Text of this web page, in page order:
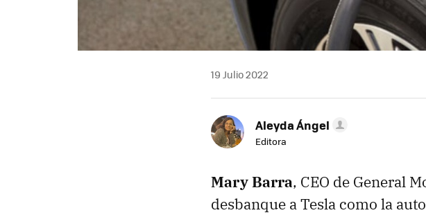
19 Julio 2022
Aleyda Ángel
Editora
Mary Barra, CEO de General
desbanque a Tesla como la